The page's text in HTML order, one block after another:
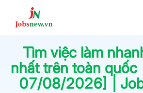
Tìm việc làm
nhất trên toàn quốc
07/08/2026] |